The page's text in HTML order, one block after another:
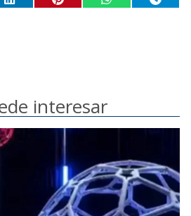
interesar